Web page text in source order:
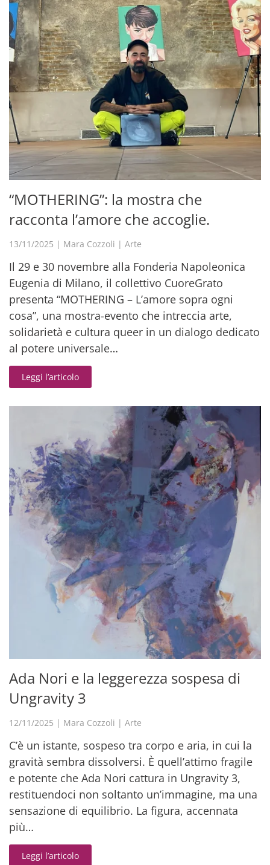
“MOTHERING”: la mostra che
racconta l’amore che accoglie.
13/11/2025 | Mara Cozzoli | Arte
Il 29 e 30 novembre alla Fonderia Napoleonica
Eugenia di Milano, il collettivo CuoreGrato
presenta “MOTHERING – L’amore sopra ogni
cosa”, una mostra-evento che intreccia arte,
solidarietà e cultura queer in un dialogo dedicato
al potere universale…
Leggi l’articolo
Ada Nori e la leggerezza sospesa di
Ungravity 3
12/11/2025 | Mara Cozzoli | Arte
C’è un istante, sospeso tra corpo e aria, in cui la
gravità sembra dissolversi. È quell’attimo fragile
e potente che Ada Nori cattura in Ungravity 3,
restituendoci non soltanto un’immagine, ma una
sensazione di equilibrio. La figura, accennata
più…
Leggi l’articolo